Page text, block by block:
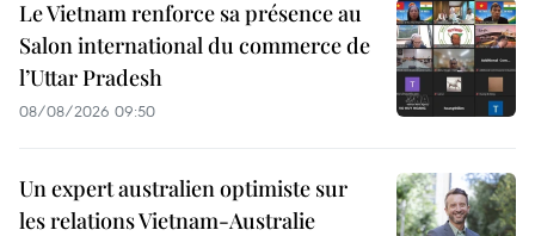
Le Vietnam renforce sa présence au
Salon international du commerce de
l’Uttar Pradesh
08/08/2026 09:50
Un expert australien optimiste sur
les relations Vietnam-Australie